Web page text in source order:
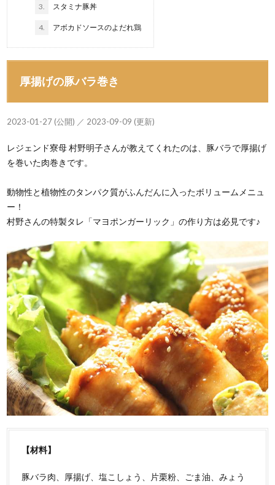
3. スタミナ豚丼
4. アボカドソースのよだれ鶏
厚揚げの豚バラ巻き
2023-01-27 (公開) ／ 2023-09-09 (更新)
レジェンド寮母 村野明子さんが教えてくれたのは、豚バラで厚揚げ
を巻いた肉巻きです。
動物性と植物性のタンパク質がふんだんに入ったボリュームメニュ
ー！
村野さんの特製タレ「マヨポンガーリック」の作り方は必見です♪
【材料】
豚バラ肉、厚揚げ、塩こしょう、片栗粉、ごま油、みょう